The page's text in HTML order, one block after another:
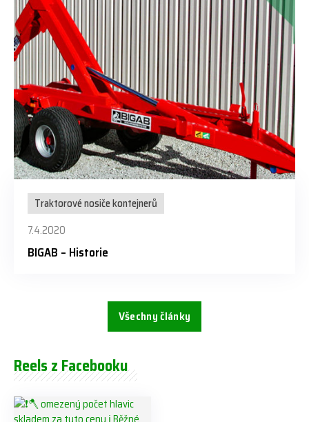
Traktorové nosiče kontejnerů
7.4.2020
BIGAB – Historie
Všechny články
Reels z Facebooku